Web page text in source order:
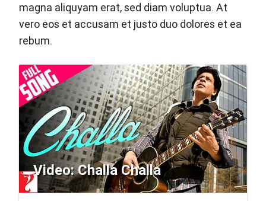
magna aliquyam erat, sed diam voluptua. At
vero eos et accusam et justo duo dolores et ea
rebum.
Video: Challa Challa